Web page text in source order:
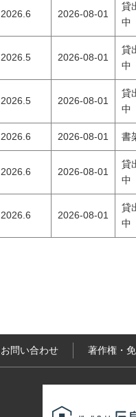
2026.6 2026-08-01
貸
中
2026.5 2026-08-01
貸
中
2026.5 2026-08-01
貸
中
2026.6 2026-08-01 書
2026.6 2026-08-01
貸
中
2026.6 2026-08-01
貸
中
著作権・
お問い合わせ